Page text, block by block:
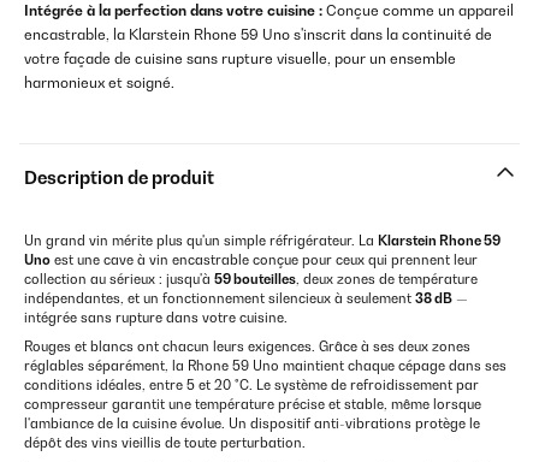
Intégrée à la perfection dans votre cuisine : Conçue comme un appareil
encastrable, la Klarstein Rhone 59 Uno s'inscrit dans la continuité de
votre façade de cuisine sans rupture visuelle, pour un ensemble
harmonieux et soigné.
Description de produit
Un grand vin mérite plus qu'un simple réfrigérateur. La Klarstein Rhone 59
Uno est une cave à vin encastrable conçue pour ceux qui prennent leur
collection au sérieux : jusqu'à 59 bouteilles, deux zones de température
indépendantes, et un fonctionnement silencieux à seulement 38 dB —
intégrée sans rupture dans votre cuisine.
Rouges et blancs ont chacun leurs exigences. Grâce à ses deux zones
réglables séparément, la Rhone 59 Uno maintient chaque cépage dans ses
conditions idéales, entre 5 et 20 °C. Le système de refroidissement par
compresseur garantit une température précise et stable, même lorsque
l'ambiance de la cuisine évolue. Un dispositif anti-vibrations protège le
dépôt des vins vieillis de toute perturbation.